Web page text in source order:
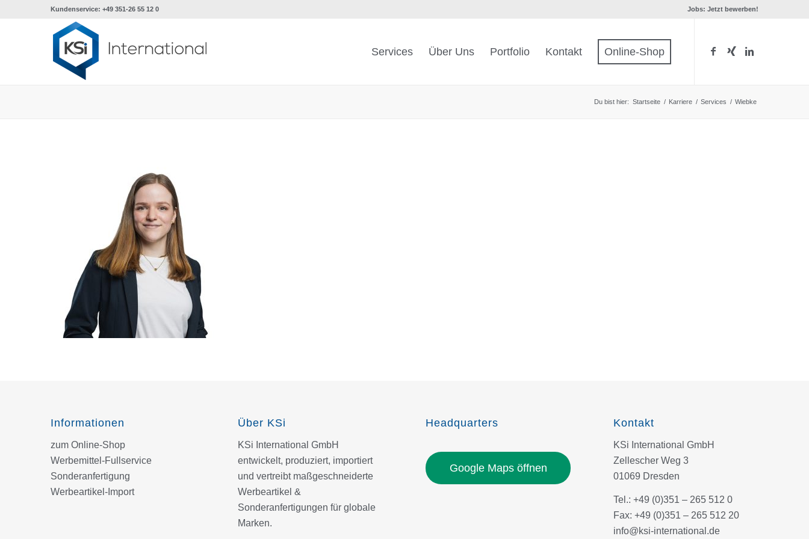
Jobs: Jetzt bewerben!
Kundenservice: +49 351-26 55 12 0
Services Über Uns Portfolio Kontakt Online-Shop
Du bist hier: Startseite / Karriere / Services / Wiebke
Informationen
zum Online-Shop
Werbemittel-Fullservice
Sonderanfertigung
Werbeartikel-Import
Über KSi
KSi International GmbH
entwickelt, produziert, importiert
und vertreibt maßgeschneiderte
Werbeartikel &
Sonderanfertigungen für globale
Marken.
Headquarters
Google Maps öffnen
Kontakt
KSi International GmbH
Zellescher Weg 3
01069 Dresden
Tel.: +49 (0)351 – 265 512 0
Fax: +49 (0)351 – 265 512 20
info@ksi-international.de